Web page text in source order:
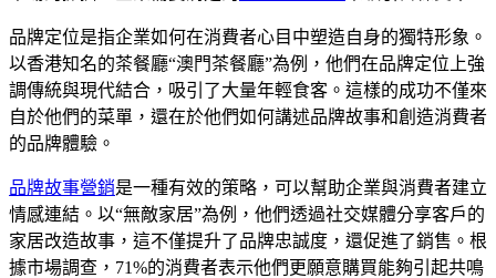
品牌定位是指企業如何在消費者心目中塑造自身的獨特形象。
以香港知名的茶餐廳“澳門茶餐廳”為例，他們在品牌定位上強
調傳統與現代結合，吸引了大量年輕食客。這樣的成功不僅來
自於他們的菜單，還在於他們如何講述品牌故事和創造消費者
的品牌體驗。
品牌故事營銷是一種有效的策略，可以幫助企業與消費者建立
情感連結。以“無敵家居”為例，他們透過社交媒體分享客戶的
家居改造故事，這不僅提升了品牌忠誠度，還促進了銷售。根
據市場調查，71%的消費者表示他們更願意購買能夠引起共鳴